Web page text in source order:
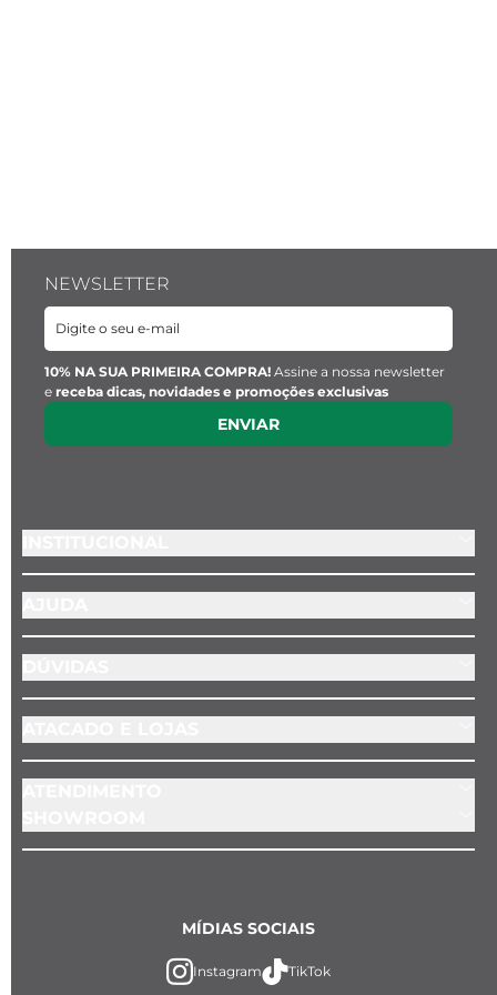
NEWSLETTER
10% NA SUA PRIMEIRA COMPRA! Assine a nossa newsletter
e receba dicas, novidades e promoções exclusivas
ENVIAR
MÍDIAS SOCIAIS
Instagram TikTok